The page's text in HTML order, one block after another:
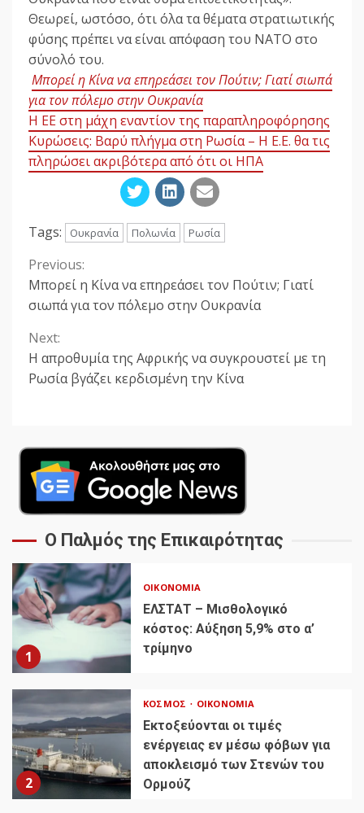
Θεωρεί, ωστόσο, ότι όλα τα θέματα στρατιωτικής
φύσης πρέπει να είναι απόφαση του ΝΑΤΟ στο
σύνολό του.
Μπορεί η Κίνα να επηρεάσει τον Πούτιν; Γιατί σιωπά
για τον πόλεμο στην Ουκρανία
Η ΕΕ στη μάχη εναντίον της παραπληροφόρησης
Κυρώσεις: Βαρύ πλήγμα στη Ρωσία – Η Ε.Ε. θα τις
πληρώσει ακριβότερα από ότι οι ΗΠΑ
Tags: Ουκρανία Πολωνία Ρωσία
Continue
Reading
Previous:
Μπορεί η Κίνα να επηρεάσει τον Πούτιν; Γιατί
σιωπά για τον πόλεμο στην Ουκρανία
Next:
Η απροθυμία της Αφρικής να συγκρουστεί με τη
Ρωσία βγάζει κερδισμένη την Κίνα
Ο Παλμός της Επικαιρότητας
1
ΟΙΚΟΝΟΜΊΑ
ΕΛΣΤΑΤ – Μισθολογικό
κόστος: Αύξηση 5,9% στο α’
τρίμηνο
2
ΚΌΣΜΟΣ ΟΙΚΟΝΟΜΊΑ
Εκτοξεύονται οι τιμές
ενέργειας εν μέσω φόβων για
αποκλεισμό των Στενών του
Ορμούζ